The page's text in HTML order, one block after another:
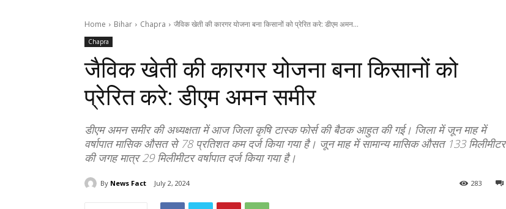
Home Bihar Chapra जैविक खेती की कारगर योजना बना किसानों को प्रेरित करे: डीएम अमन...
Chapra
जैविक खेती की कारगर योजना बना किसानों को
प्रेरित करे: डीएम अमन समीर
डीएम अमन समीर की अध्यक्षता में आज जिला कृषि टास्क फोर्स की बैठक आहुत की गई। जिला में जून माह में
वर्षापात मासिक औसत से 78 प्रतिशत कम दर्ज किया गया है। जून माह में सामान्य मासिक औसत 133 मिलीमीटर
की जगह मात्र 29 मिलीमीटर वर्षापात दर्ज किया गया है।
By News Fact July 2, 2024 283